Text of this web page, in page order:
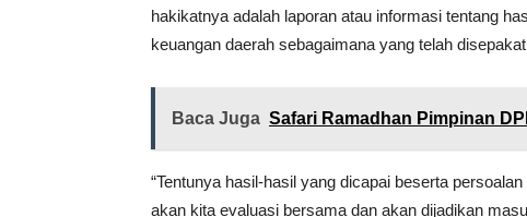
hakikatnya adalah laporan atau informasi tentang
keuangan daerah sebagaimana yang telah
Baca Juga Safari Ramadhan Pimpinan
“Tentunya hasil-hasil yang dicapai beserta
akan kita evaluasi bersama dan akan dijadikan